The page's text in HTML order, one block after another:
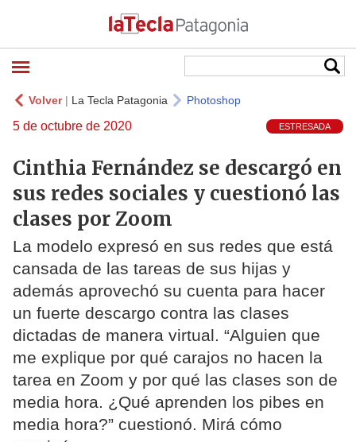
Volver| La Tecla Patagonia Photoshop
5 de octubre de 2020 ESTRESADA
Cinthia Fernández se descargó en
sus redes sociales y cuestionó las
clases por Zoom
La modelo expresó en sus redes que está
cansada de las tareas de sus hijas y
además aprovechó su cuenta para hacer
un fuerte descargo contra las clases
dictadas de manera virtual. “Alguien que
me explique por qué carajos no hacen la
tarea en Zoom y por qué las clases son de
media hora. ¿Qué aprenden los pibes en
media hora?” cuestionó. Mirá cómo